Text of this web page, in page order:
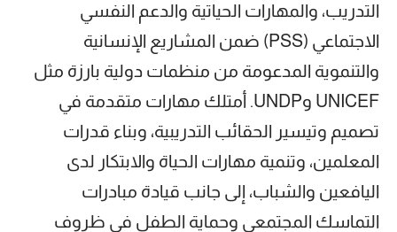
التدريب، والمهارات الحياتية والدعم النفسي
الاجتماعي (PSS) ضمن المشاريع الإنسانية
والتنموية المدعومة من منظمات دولية بارزة مثل
UNICEF وUNDP. أمتلك مهارات متقدمة في
تصميم وتيسير الحقائب التدريبية، وبناء قدرات
المعلمين، وتنمية مهارات الحياة والابتكار لدى
اليافعين والشباب، إلى جانب قيادة مبادرات
التماسك المجتمعي وحماية الطفل في ظروف